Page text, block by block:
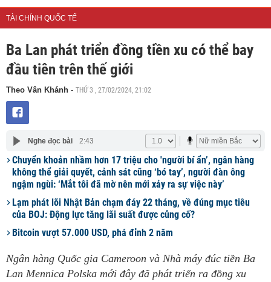
TÀI CHÍNH QUỐC TẾ
Ba Lan phát triển đồng tiền xu có thể bay
đầu tiên trên thế giới
Theo Vân Khánh - THỨ 3 , 27/02/2024, 21:02
Nghe đọc bài 2:43
Chuyển khoản nhầm hơn 17 triệu cho 'người bí ẩn’, ngân hàng
không thể giải quyết, cảnh sát cũng ‘bó tay’, người đàn ông
ngậm ngùi: ‘Mắt tôi đã mờ nên mới xảy ra sự việc này’
Lạm phát lõi Nhật Bản chạm đáy 22 tháng, về đúng mục tiêu
của BOJ: Động lực tăng lãi suất được củng cố?
Bitcoin vượt 57.000 USD, phá đỉnh 2 năm
Ngân hàng Quốc gia Cameroon và Nhà máy đúc tiền Ba
Lan Mennica Polska mới đây đã phát triển ra đồng xu